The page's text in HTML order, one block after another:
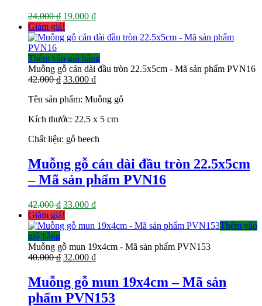
24.000₫ Giá
gốc
là:
19.000 ₫Giá
tại
19.000 ₫.
Giảm giá!
Thêm vào giỏ hàng
Muỗng gỗ cán dài đầu tròn 22.5x5cm - Mã sản phẩm PVN16
42.000₫ Giá
là:
33.000 ₫Giá
tại
33.000 ₫.
Tên sản phẩm: Muỗng gỗ
Kích thước: 22.5 x 5 cm
Chất liệu: gỗ beech
Muỗng gỗ cán dài đầu tròn 22.5x5cm
– Mã sản phẩm PVN16
42.000₫ Giá
gốc
là:
33.000 ₫Giá
tại
33.000 ₫.
Giảm giá!
Thêm vào
giỏ hàng
Muỗng gỗ mun 19x4cm - Mã sản phẩm PVN153
40.000₫ Giá
là:
40.000 ₫.
32.000 ₫Giá
là:
32.000 ₫.
Muỗng gỗ mun 19x4cm – Mã sản
phẩm PVN153